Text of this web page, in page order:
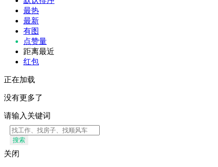
最热
最新
有图
点赞量
距离最近
红包
正在加载
没有更多了
请输入关键词
搜索
关闭